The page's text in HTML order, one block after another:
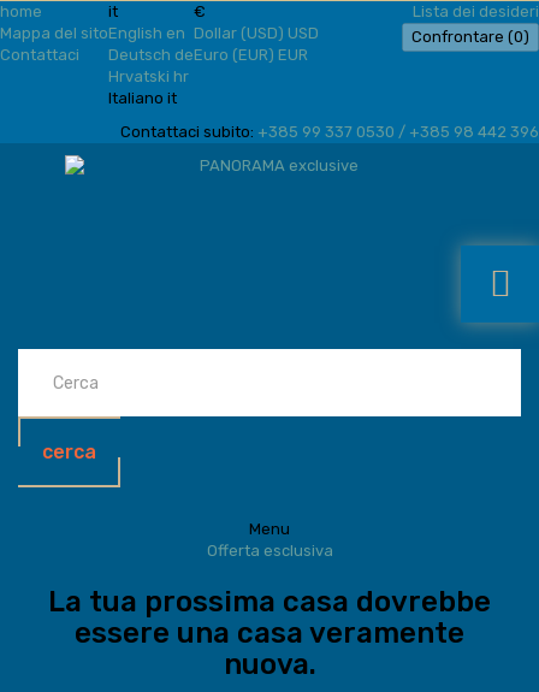
home
Mappa del sito
Contattaci
it
English en
Deutsch de
Hrvatski hr
Italiano it
€
Dollar (USD) USD
Euro (EUR) EUR
Lista dei desideri
Confrontare (0)
Contattaci subito: +385 99 337 0530 / +385 98 442 396
cerca
Menu
Offerta esclusiva
La tua prossima casa dovrebbe
essere una casa veramente
nuova.